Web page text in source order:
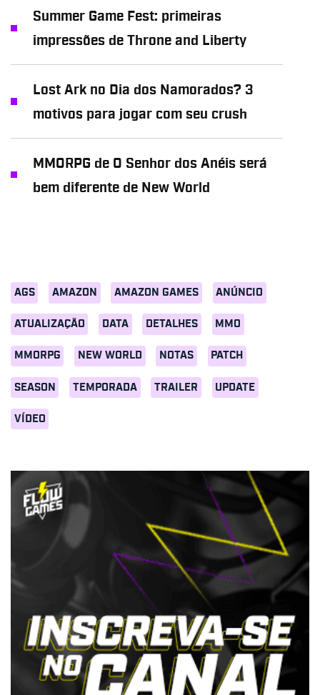
AGS AMAZON AMAZON GAMES ANÚNCIO
ATUALIZAÇÃO DATA DETALHES MMO
MMORPG NEW WORLD NOTAS PATCH
SEASON TEMPORADA TRAILER UPDATE
VÍDEO
Summer Game Fest: primeiras
impressões de Throne and Liberty
Lost Ark no Dia dos Namorados? 3
motivos para jogar com seu crush
MMORPG de O Senhor dos Anéis será
bem diferente de New World